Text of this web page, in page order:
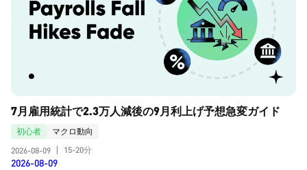
7月雇用統計で2.3万人減後の9月利上げ予想急変ガイド
初心者
マクロ動向
2026-08-09
15-20分
2026-08-09